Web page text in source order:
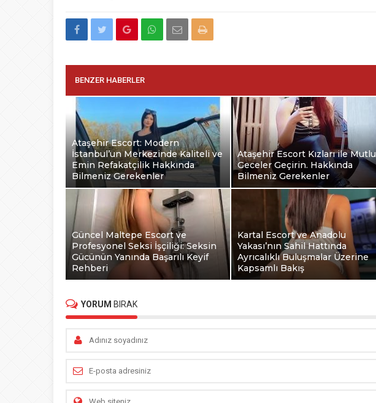
BENZER HABERLER
Ataşehir Escort: Modern
İstanbul’un Merkezinde Kaliteli ve
Emin Refakatçilik Hakkında
Bilmeniz Gerekenler
Ataşehir Escort Kızları ile Mutlu
Geceler Geçirin. Hakkında
Bilmeniz Gerekenler
Güncel Maltepe Escort ve
Profesyonel Seksi İşçiliği: Seksin
Gücünün Yanında Başarılı Keyif
Rehberi
Kartal Escort ve Anadolu
Yakası’nın Sahil Hattında
Ayrıcalıklı Buluşmalar Üzerine
Kapsamlı Bakış
YORUM BIRAK